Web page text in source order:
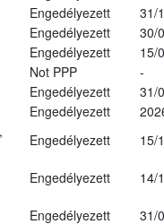
Engedélyezett
31/
Engedélyezett
30/
Engedélyezett
15/
Not PPP
-
Engedélyezett
31/
Engedélyezett
Engedélyezett
15/
Engedélyezett
14/
Engedélyezett
31/